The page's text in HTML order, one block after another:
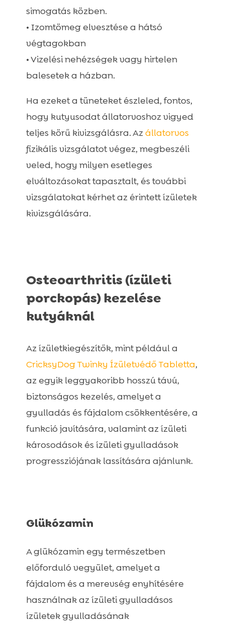
simogatás közben.
• Izomtömeg elvesztése a hátsó
végtagokban
• Vizelési nehézségek vagy hirtelen
balesetek a házban.
Ha ezeket a tüneteket észleled, fontos,
hogy kutyusodat állatorvoshoz vigyed
teljes körű kivizsgálásra. Azállatorvos
fizikális vizsgálatot végez, megbeszéli
veled, hogy milyen esetleges
elváltozásokat tapasztalt, és további
vizsgálatokat kérhet az érintett ízületek
kivizsgálására.
Osteoarthritis (ízületi
porckopás) kezelése
kutyáknál
Az ízületkiegészítők, mint például a
CricksyDog Twinky Ízületvédő Tabletta,
az egyik leggyakoribb hosszú távú,
biztonságos kezelés, amelyet a
gyulladás és fájdalom csökkentésére, a
funkció javítására, valamint az ízületi
károsodások és ízületi gyulladások
progressziójának lassítására ajánlunk.
Glükózamin
A glükózamin egy természetben
előforduló vegyület, amelyet a
fájdalom és a merevség enyhítésére
használnak az ízületi gyulladásos
ízületek gyulladásának